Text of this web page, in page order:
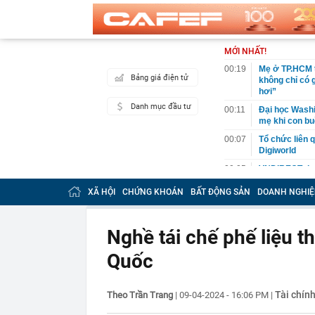
Bảng giá điện tử
Danh mục đầu tư
MỚI NHẤT!
00:19
Mẹ ở
không chỉ có
hơi”
00:11
Đại học
mẹ khi con
00:07
Tổ chức liên
Digiworld
00:05
VNDIRECT
khoán
Doanh
đăng ký vào
00:03
Lịch chốt
tức tiền mặt
XÃ HỘI CHỨNG KHOÁN BẤT ĐỘNG SẢN DOANH
Nghề tái chế phế liệu
Quốc
Theo Trần Trang | 09-04-2024 - 16:06 PM | Tài